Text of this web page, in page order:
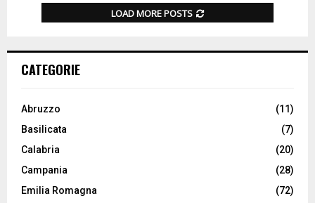
LOAD MORE POSTS
CATEGORIE
Abruzzo
(11)
Basilicata
(7)
Calabria
(20)
Campania
(28)
Emilia Romagna
(72)